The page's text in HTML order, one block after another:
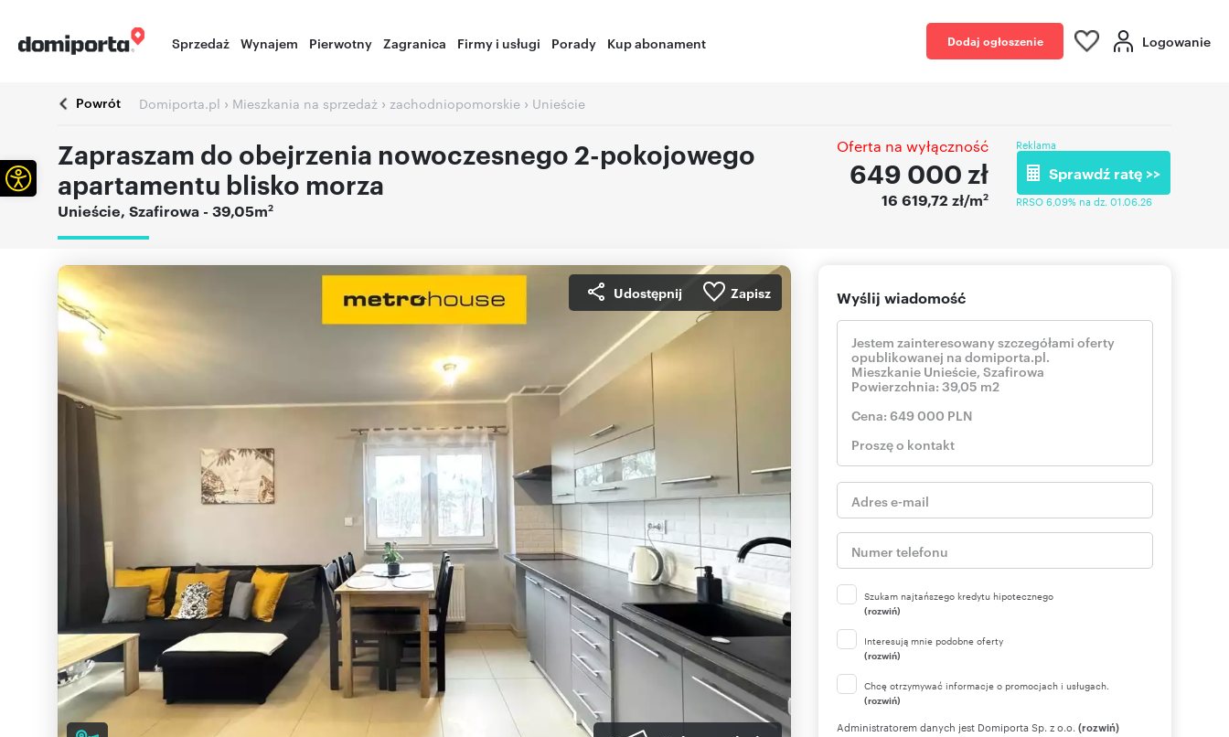
Sprzedaż Wynajem Pierwotny Zagranica Firmy i usługi Porady Kup abonament Dodaj ogłoszenie Logowanie
Powrót Domiporta.pl › Mieszkania na sprzedaż › zachodniopomorskie › Unieście
Zapraszam do obejrzenia nowoczesnego 2-pokojowego
apartamentu blisko morza
Unieście, Szafirowa - 39,05m2
Oferta na wyłączność
649 000 zł
16 619,72 zł/m2
Reklama
Sprawdź ratę >>
RRSO 6,09% na dz. 01.06.26
Udostępnij Zapisz Wyślij wiadomość
Szukam najtańszego kredytu hipotecznego
(rozwiń)
Interesują mnie podobne oferty
(rozwiń)
Chcę otrzymywać informacje o promocjach i usługach.
(rozwiń)
Administratorem danych jest Domiporta Sp. z o.o. (rozwiń)
Otwórz pasek narzędzi